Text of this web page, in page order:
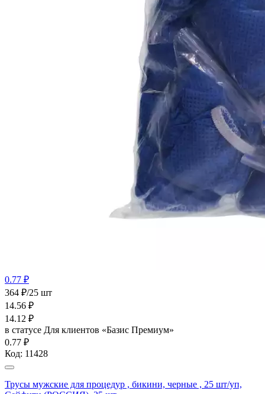
0.77 ₽
364 ₽/25 шт
14.56 ₽
14.12 ₽
в статусе Для клиентов «Базис Премиум»
0.77 ₽
Код: 11428
Трусы мужские для процедур , бикини, черные , 25 шт/уп,